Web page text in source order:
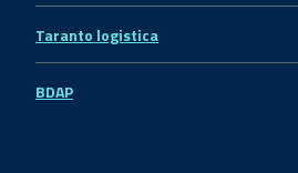
Taranto logistica
BDAP